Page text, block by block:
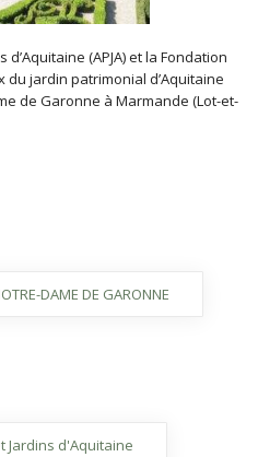
d’Aquitaine (APJA) et la Fondation
jardin patrimonial d’Aquitaine
de Garonne à Marmande (Lot-et-
DAME DE GARONNE
Jardins d'Aquitaine